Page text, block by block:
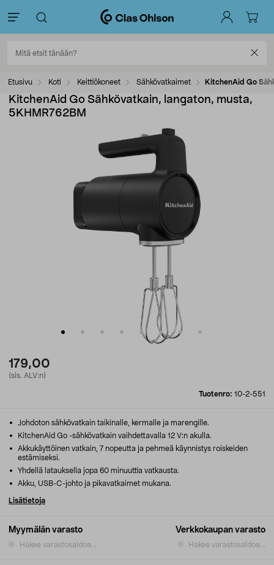
Etusivu Koti Keittiökoneet Sähkövatkaimet KitchenAid Go
KitchenAid Go Sähkövatkain, langaton, musta,
5KHMR762BM
179,00
(sis. ALV:n)
Tuotenro: 10-2-551
Myymälän varasto
Hakee varastosaldoa...
Verkkokaupan varasto
Hakee varastosaldoa...
Johdoton sähkövatkain taikinalle, kermalle ja marengille.
KitchenAid Go -sähkövatkain vaihdettavalla 12 V:n akulla.
Akkukäyttöinen vatkain, 7 nopeutta ja pehmeä käynnistys roiskeiden
estämiseksi.
Yhdellä latauksella jopa 60 minuuttia vatkausta.
Akku, USB-C-johto ja pikavatkaimet mukana.
Lisätietoja